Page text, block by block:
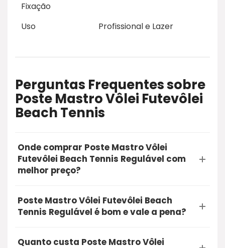
Fixação
Uso Profissional e Lazer
Perguntas Frequentes sobre
Poste Mastro Vôlei Futevôlei
Beach Tennis
Onde comprar Poste Mastro Vôlei
Futevôlei Beach Tennis Regulável com
melhor preço?
A opção mais segura e recomendada para
comprar o Poste Mastro Vôlei Futevôlei Beach
Utilizando o nosso link de oferta, você garante a
Poste Mastro Vôlei Futevôlei Beach
Tennis Regulável é bom e vale a pena?
Sim, a Poste Mastro Vôlei Futevôlei Beach
Quanto custa Poste Mastro Vôlei